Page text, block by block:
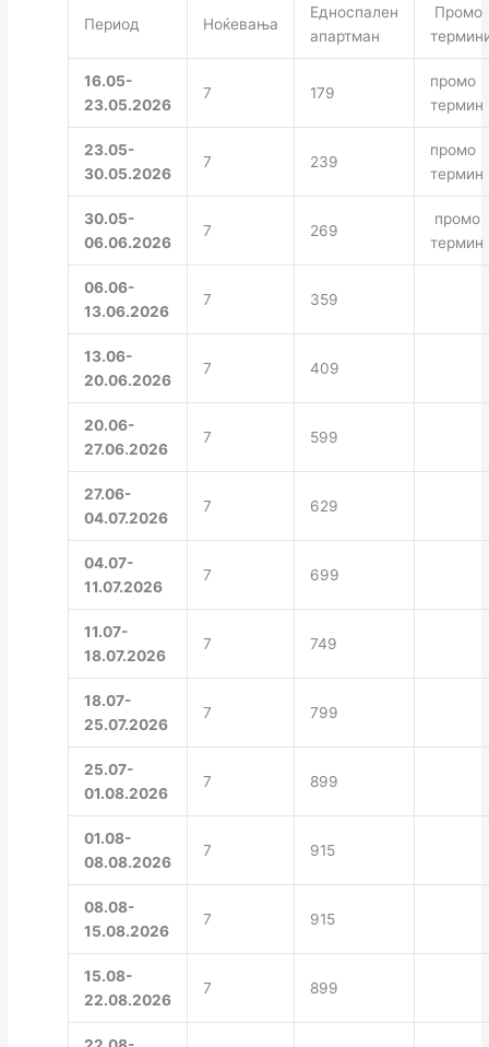
Период Ноќевања
Едноспален
апартман
Промо
16.05-
23.05.2026
7 179
промо
термин
23.05-
30.05.2026
7 239
промо
термин
30.05-
06.06.2026
7 269
промо
термин
06.06-
13.06.2026
7 359
13.06-
20.06.2026
7 409
20.06-
27.06.2026
7 599
27.06-
04.07.2026
7 629
04.07-
11.07.2026
7 699
11.07-
18.07.2026
7 749
18.07-
25.07.2026
7 799
25.07-
01.08.2026
7 899
01.08-
08.08.2026
7 915
08.08-
15.08.2026
7 915
15.08-
22.08.2026
7 899